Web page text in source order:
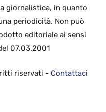
giornalistica, in quanto
periodicità. Non può
editoriale ai sensi
07.03.2001
riservati - Contattaci